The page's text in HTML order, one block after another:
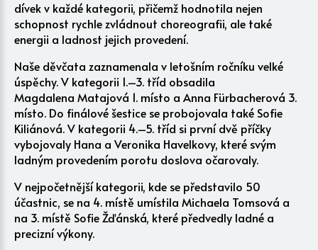
dívek v každé kategorii, přičemž hodnotila nejen
schopnost rychle zvládnout choreografii, ale také
energii a ladnost jejich provedení.
Naše děvčata zaznamenala v letošním ročníku velké
úspěchy. V kategorii 1.–3. tříd obsadila
Magdalena Matajová 1. místo a Anna Fürbacherová 3.
místo. Do finálové šestice se probojovala také Sofie
Kiliánová. V kategorii 4.–5. tříd si první dvě příčky
vybojovaly Hana a Veronika Havelkovy, které svým
ladným provedením porotu doslova očarovaly.
V nejpočetnější kategorii, kde se představilo 50
účastnic, se na 4. místě umístila Michaela Tomsová a
na 3. místě Sofie Žďánská, které předvedly ladné a
precizní výkony.